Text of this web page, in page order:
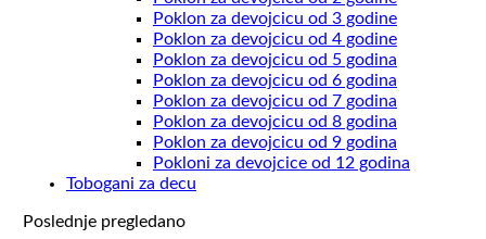
Poklon za devojcicu od 3 godine
Poklon za devojcicu od 4 godine
Poklon za devojcicu od 5 godina
Poklon za devojcicu od 6 godina
Poklon za devojcicu od 7 godina
Poklon za devojcicu od 8 godina
Poklon za devojcicu od 9 godina
Pokloni za devojcice od 12 godina
Tobogani za decu
Poslednje pregledano